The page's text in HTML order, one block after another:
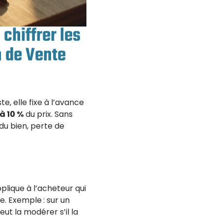
chiffrer les
Vente
elle fixe à l’avance
10 %du prix. Sans
bien, perte de
à l’acheteur qui
Exemple : sur un
la modérer s’il la